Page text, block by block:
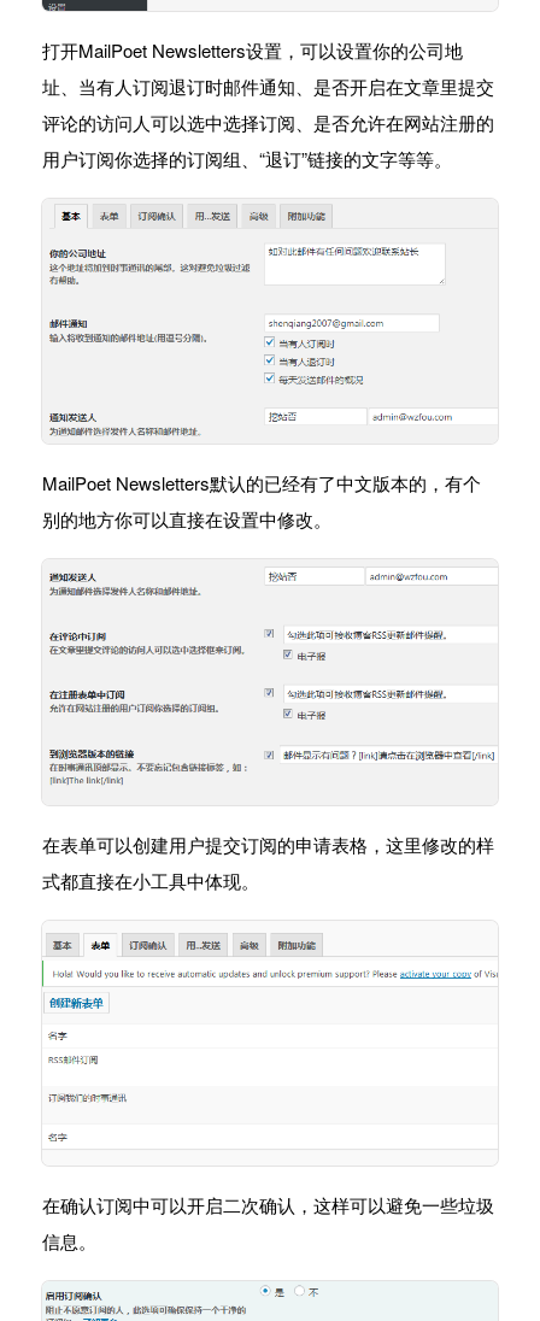
打开MailPoet Newsletters设置，可以设置你的公司地
址、当有人订阅退订时邮件通知、是否开启在文章里提交
评论的访问人可以选中选择订阅、是否允许在网站注册的
用户订阅你选择的订阅组、“退订”链接的文字等等。
MailPoet Newsletters默认的已经有了中文版本的，有个
别的地方你可以直接在设置中修改。
在表单可以创建用户提交订阅的申请表格，这里修改的样
式都直接在小工具中体现。
在确认订阅中可以开启二次确认，这样可以避免一些垃圾
信息。